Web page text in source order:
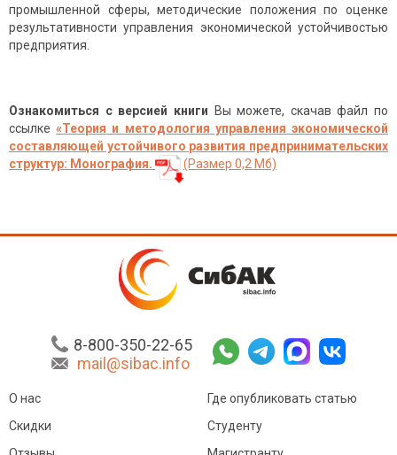
промышленной сферы, методические положения по оценке
результативности управления экономической устойчивостью
предприятия.
Ознакомиться с версией книги Вы можете, скачав файл по
ссылке«Теория и методология управления экономической
составляющей устойчивого развития предпринимательских
структур: Монография. (Размер 0,2 Мб)
8-800-350-22-65
mail@sibac.info
О нас
Скидки
Где опубликовать статью
Студенту